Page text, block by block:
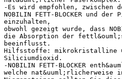
-Es wird empfohlen, zwischen
NOBILIN FETT-BLOCKER und
einzuhalten,
obwohl gezeigt wurde, dass
die Absorption der
beeinflusst.
Hilfsstoffe: mikrokristalline
Siliciumdioxid.
-NOBILIN FETT-BLOCKER
welche nat&uuml;rlicherweise